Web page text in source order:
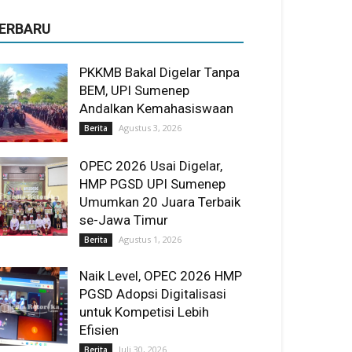
PKKMB Bakal Digelar Tanpa
BEM, UPI Sumenep
Andalkan Kemahasiswaan
Berita Agustus 3, 2026
OPEC 2026 Usai Digelar,
HMP PGSD UPI Sumenep
Umumkan 20 Juara Terbaik
se-Jawa Timur
Berita Agustus 1, 2026
Naik Level, OPEC 2026 HMP
PGSD Adopsi Digitalisasi
untuk Kompetisi Lebih
Efisien
Berita Juli 30, 2026